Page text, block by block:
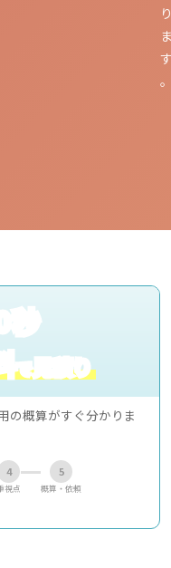
秒
で見積り
の概算がすぐ分かりま
4
視点
5
概算・依頼